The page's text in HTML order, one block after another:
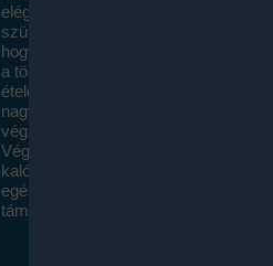
elég nagy fegyelemre és akaraterőre
szükség, de meglepődve fogod
hogy a kalóriaszámolás mennyire
a többi diétához képest. Itt nincsenek
ételek és a megengedett kalóriabevitelt
nagymértékben növelheted ha
végzel.
Végül, de nem utolsó sorban, a
kalóriaszámolás módszerét a legtöbb
egészségügyi szakorvos ajánlja és
támogatja.